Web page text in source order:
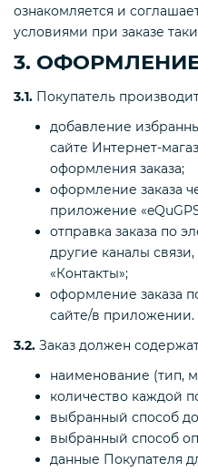
ознакомляется и
условиями при заказе
3.
3.1. Покупатель
добавление
сайте Интернет-
оформления заказа;
оформление заказа
приложение
отправка заказа по
другие каналы
«Контакты»;
оформление заказа
сайте/в приложении.
3.2. Заказ должен
наименование (тип,
количество каждой
выбранный способ
выбранный способ
данные Покупателя